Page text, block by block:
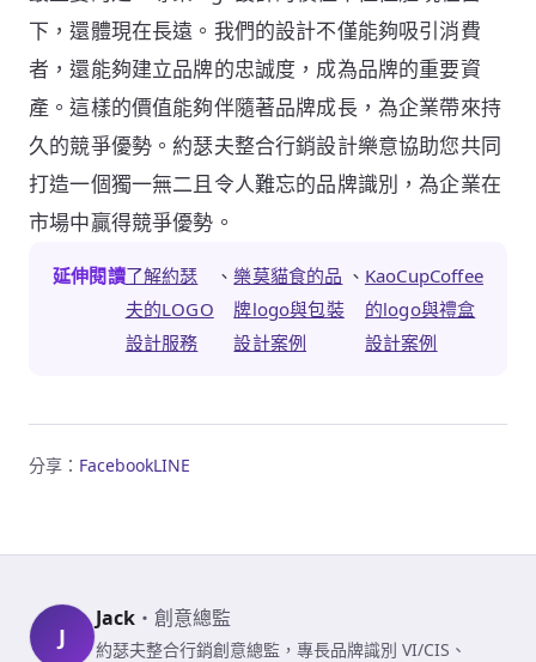
下，還體現在長遠。我們的設計不僅能夠吸引消費
者，還能夠建立品牌的忠誠度，成為品牌的重要資
產。這樣的價值能夠伴隨著品牌成長，為企業帶來持
久的競爭優勢。約瑟夫整合行銷設計樂意協助您共同
打造一個獨一無二且令人難忘的品牌識別，為企業在
市場中贏得競爭優勢。
延伸閱讀了解約瑟
夫的LOGO
設計服務
、樂莫貓食的品
牌logo與包裝
設計案例
、 KaoCupCoffee
的logo與禮盒
設計案例
分享： FacebookLINE
J
Jack ・ 創意總監
約瑟夫整合行銷創意總監，專長品牌識別 VI/CIS、